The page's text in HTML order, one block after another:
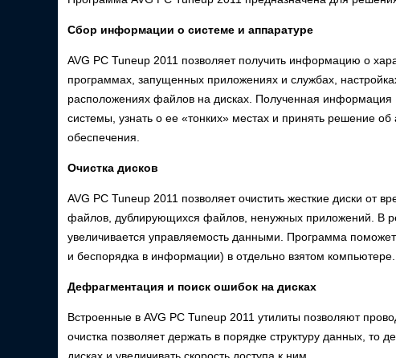
Сбор информации о системе и аппаратуре
AVG PC Tuneup 2011 позволяет получить информацию о
программах, запущенных приложениях и службах,
расположениях файлов на дисках. Полученная
системы, узнать о ее «тонких» местах и принять решение
обеспечения.
Очистка дисков
AVG PC Tuneup 2011 позволяет очистить жесткие диски
файлов, дублирующихся файлов, ненужных приложений. В
увеличивается управляемость данными. Программа
и беспорядка в информации) в отдельно взятом компьютере.
Дефрагментация и поиск ошибок на дисках
Встроенные в AVG PC Tuneup 2011 утилиты позволяют
очистка позволяет держать в порядке структуру данных,